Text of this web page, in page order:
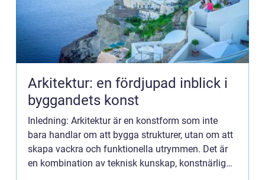
Arkitektur: en fördjupad inblick i
byggandets konst
Inledning: Arkitektur är en konstform som inte
bara handlar om att bygga strukturer, utan om att
skapa vackra och funktionella utrymmen. Det är
en kombination av teknisk kunskap, konstnärlig